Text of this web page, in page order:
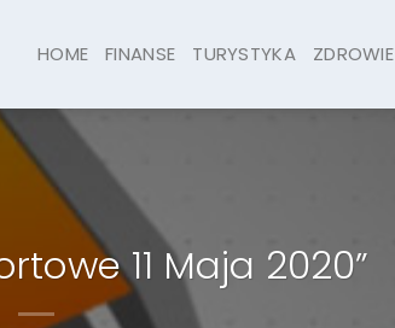
HOME FINANSE TURYSTYKA ZDROWIE
11 Maja 2020”